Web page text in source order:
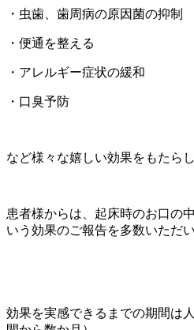
・虫歯、歯周病の原因菌の抑制
・便通を整える
・アレルギー症状の緩和
・口臭予防
など様々な嬉しい効果をもたら
患者様からは、起床時のお口の
いう効果のご報告を多数いただ
効果を実感できるまでの期間は